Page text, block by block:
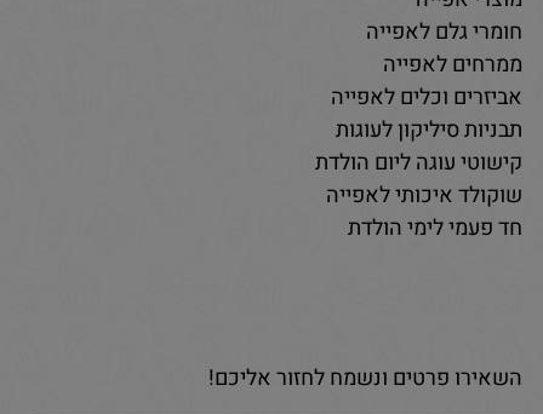
חומרי גלם לאפייה
ממרחים לאפייה
אביזרים וכלים לאפייה
תבניות סיליקון לעוגות
קישוטי עוגה ליום הולדת
שוקולד איכותי לאפייה
חד פעמי לימי הולדת
השאירו פרטים ונשמח לחזור אליכם!